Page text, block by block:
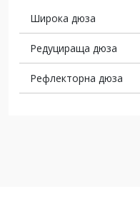
Широка дюза
Редуцираща дюза
Рефлекторна дюза